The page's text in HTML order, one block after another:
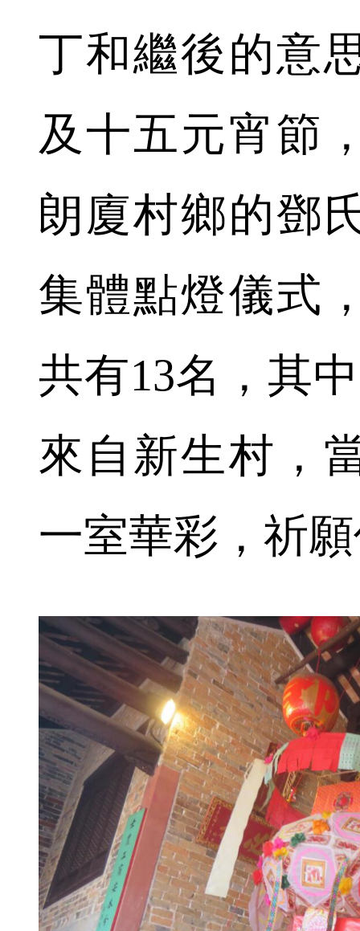
丁和繼後的意
及十五元宵節
朗廈村鄉的鄧
集體點燈儀式
共有13名，其
來自新生村，
一室華彩，祈